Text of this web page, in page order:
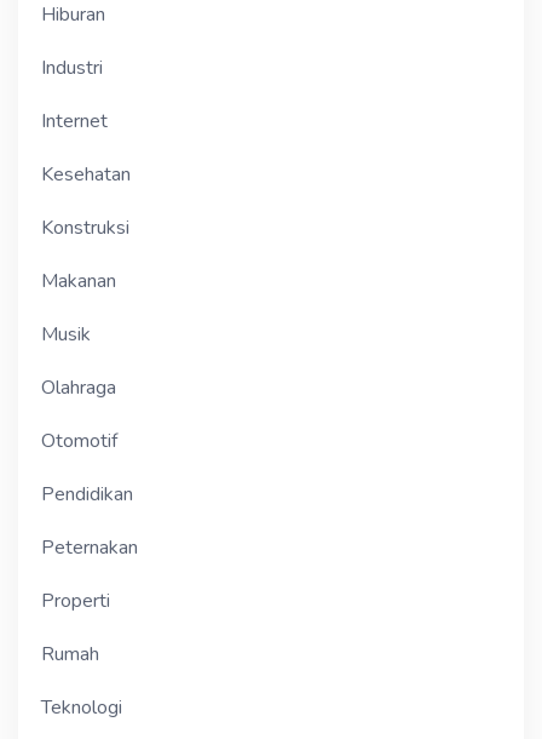
Hiburan
Industri
Internet
Kesehatan
Konstruksi
Makanan
Musik
Olahraga
Otomotif
Pendidikan
Peternakan
Properti
Rumah
Teknologi